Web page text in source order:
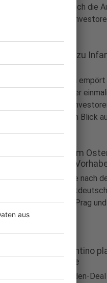
Rampenlicht. Doch die
Lamour zu den
Wer sagt was zu
und warum?
Europa
spricht von «einer
geplante FIFA-
Fußball-Welt. Ein Blick
Grand Départ im
verlockendes
Sport|40 Jahre nach
Chancen hat
der Tour gegen Prag
FIFA-Chef Infantino
für WM-Rechte
Milliarden-